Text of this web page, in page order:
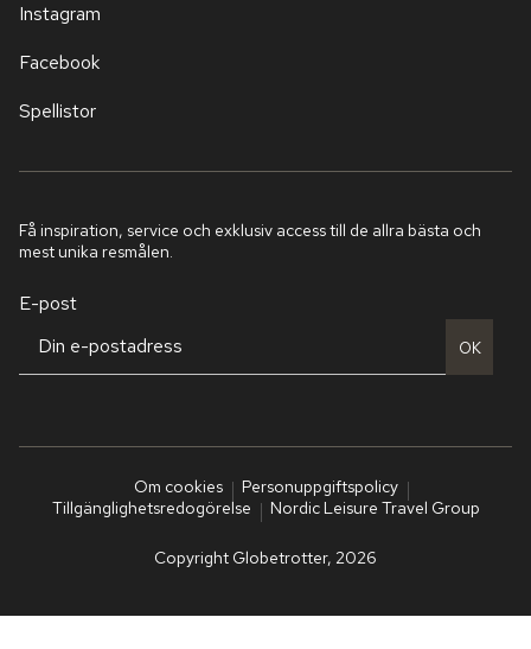
Instagram
Facebook
Spellistor
Få inspiration, service och exklusiv access till de allra bästa och
mest unika resmålen.
E-post
OK
Om cookies
Personuppgiftspolicy
Tillgänglighetsredogörelse
Nordic Leisure Travel Group
Copyright Globetrotter, 2026